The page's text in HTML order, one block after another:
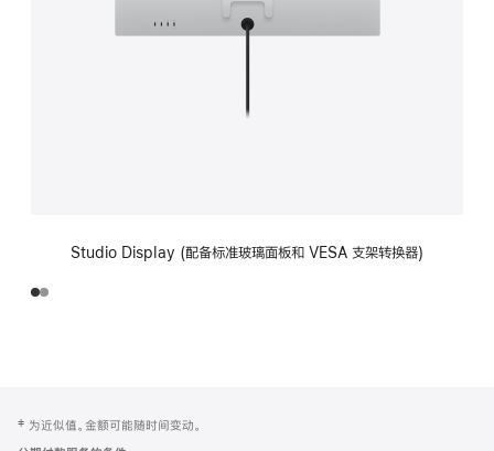
Studio Display (配备标准玻璃面板和 VESA 支架转换器)
页
注
‡ 为近似值。金额可能随时间变动。